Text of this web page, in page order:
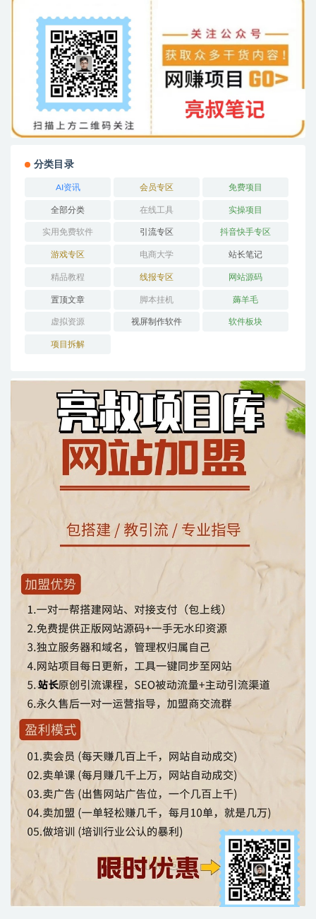
分类目录
AI资讯 会员专区 免费项目
全部分类 在线工具 实操项目
实用免费软件 引流专区 抖音快手专区
游戏专区 电商大学 站长笔记
精品教程 线报专区 网站源码
置顶文章 脚本挂机 薅羊毛
虚拟资源 视屏制作软件 软件板块
项目拆解